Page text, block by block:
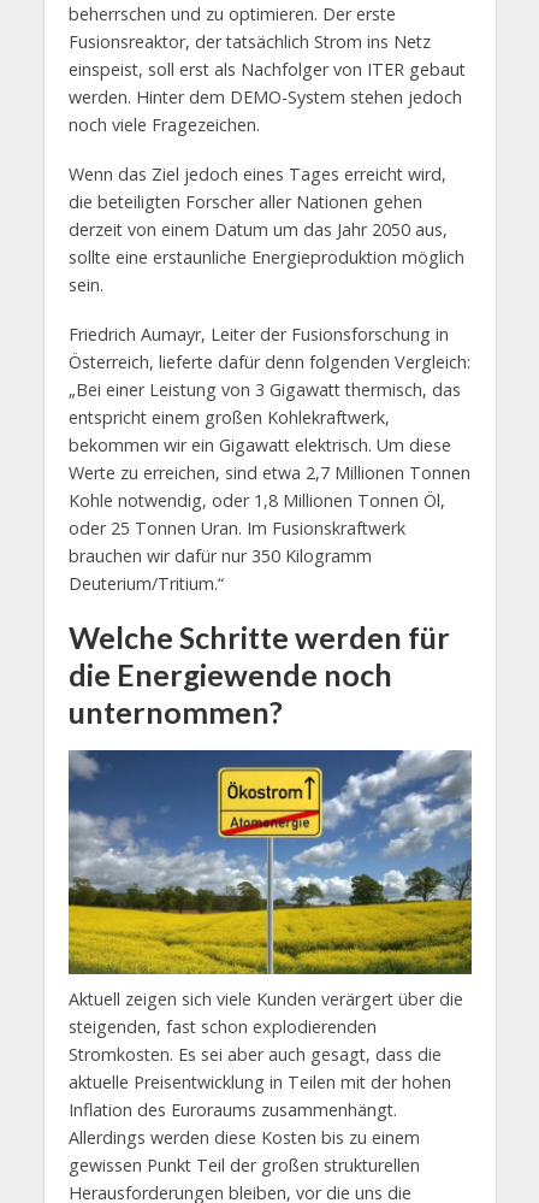
beherrschen und zu optimieren. Der erste
Fusionsreaktor, der tatsächlich Strom ins Netz
einspeist, soll erst als Nachfolger von ITER gebaut
werden. Hinter dem DEMO-System stehen jedoch
noch viele Fragezeichen.
Wenn das Ziel jedoch eines Tages erreicht wird,
die beteiligten Forscher aller Nationen gehen
derzeit von einem Datum um das Jahr 2050 aus,
sollte eine erstaunliche Energieproduktion möglich
sein.
Friedrich Aumayr, Leiter der Fusionsforschung in
Österreich, lieferte dafür denn folgenden Vergleich:
„Bei einer Leistung von 3 Gigawatt thermisch, das
entspricht einem großen Kohlekraftwerk,
bekommen wir ein Gigawatt elektrisch. Um diese
Werte zu erreichen, sind etwa 2,7 Millionen Tonnen
Kohle notwendig, oder 1,8 Millionen Tonnen Öl,
oder 25 Tonnen Uran. Im Fusionskraftwerk
brauchen wir dafür nur 350 Kilogramm
Deuterium/Tritium.“
Welche Schritte werden für
die Energiewende noch
unternommen?
Aktuell zeigen sich viele Kunden verärgert über die
steigenden, fast schon explodierenden
Stromkosten. Es sei aber auch gesagt, dass die
aktuelle Preisentwicklung in Teilen mit der hohen
Inflation des Euroraums zusammenhängt.
Allerdings werden diese Kosten bis zu einem
gewissen Punkt Teil der großen strukturellen
Herausforderungen bleiben, vor die uns die